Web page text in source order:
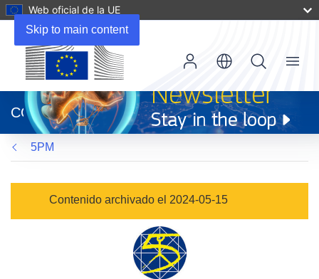
Skip to main content
Web oficial de la UE
abrirá
en
una
nueva
ventana)
CORDIS
Menu
5PM
Contenido archivado el 2024-05-15